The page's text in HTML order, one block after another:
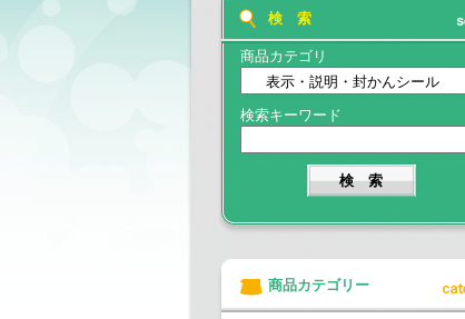
検 索
商品カテゴリ
検索キーワード
商品カテゴリー